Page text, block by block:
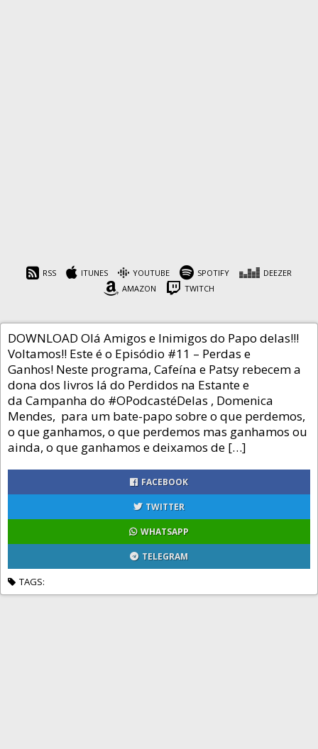
RSS ITUNES YOUTUBE SPOTIFY
DEEZER
AMAZON
TWITCH
Perdas e Ganhos
30 de maio de 2018
DOWNLOAD Olá Amigos e Inimigos do Papo delas!!!
Voltamos!! Este é o Episódio #11 – Perdas e
Ganhos! Neste programa, Cafeína e Patsy rebecem a
dona dos livros lá do Perdidos na Estante e
da Campanha do #OPodcastéDelas , Domenica
Mendes, para um bate-papo sobre o que perdemos,
o que ganhamos, o que perdemos mas ganhamos ou
ainda, o que ganhamos e deixamos de […]
FACEBOOK
TWITTER
WHATSAPP
TELEGRAM
TAGS: